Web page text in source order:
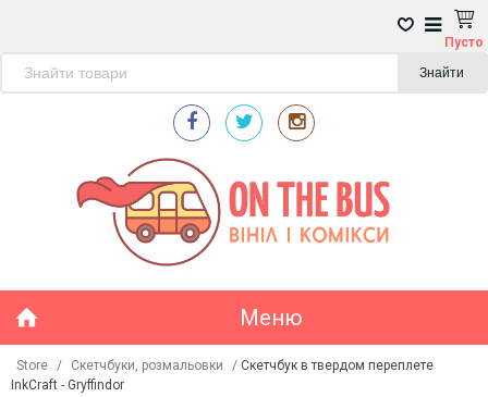
Пусто
Знайти
Меню
Store / Скетчбуки, розмальовки / Скетчбук в твердом переплете
InkCraft - Gryffindor